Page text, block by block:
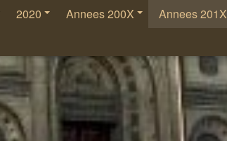
2020 Annees 200X Annees 201X